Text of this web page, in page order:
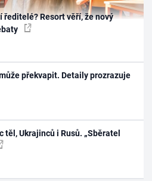
ředitelé? Resort věří, že nový
překvapit. Detaily prozrazuje
Ukrajinců i Rusů. „Sběratel